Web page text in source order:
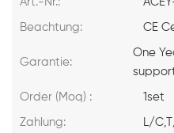
Beachtung: CE
Garantie:
One
Order (Moq) : 1set
Zahlung: L/